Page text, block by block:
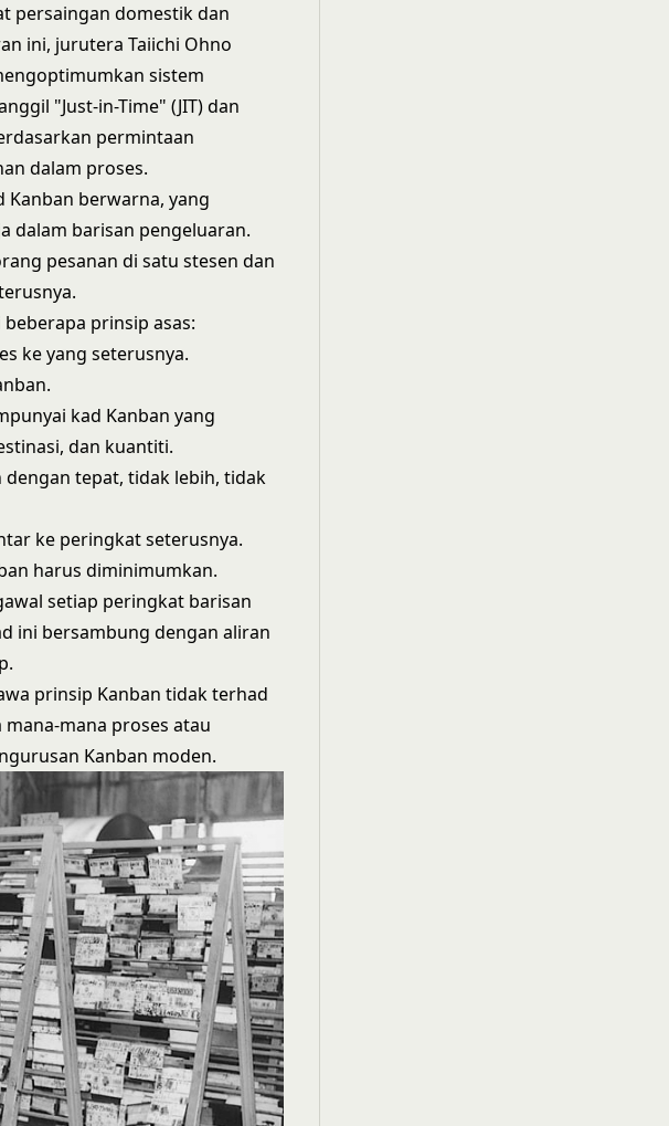
persaingan domestik dan
ini, jurutera Taiichi Ohno
sistem
"Just-in-Time" (JIT) dan
permintaan
dalam proses.
berwarna, yang
dalam barisan pengeluaran.
pesanan di satu stesen dan
prinsip asas:
ke yang seterusnya.
kad Kanban yang
dan kuantiti.
tepat, tidak lebih, tidak
ke peringkat seterusnya.
harus diminimumkan.
setiap peringkat barisan
ini bersambung dengan aliran
prinsip Kanban tidak terhad
mana proses atau
Kanban moden.